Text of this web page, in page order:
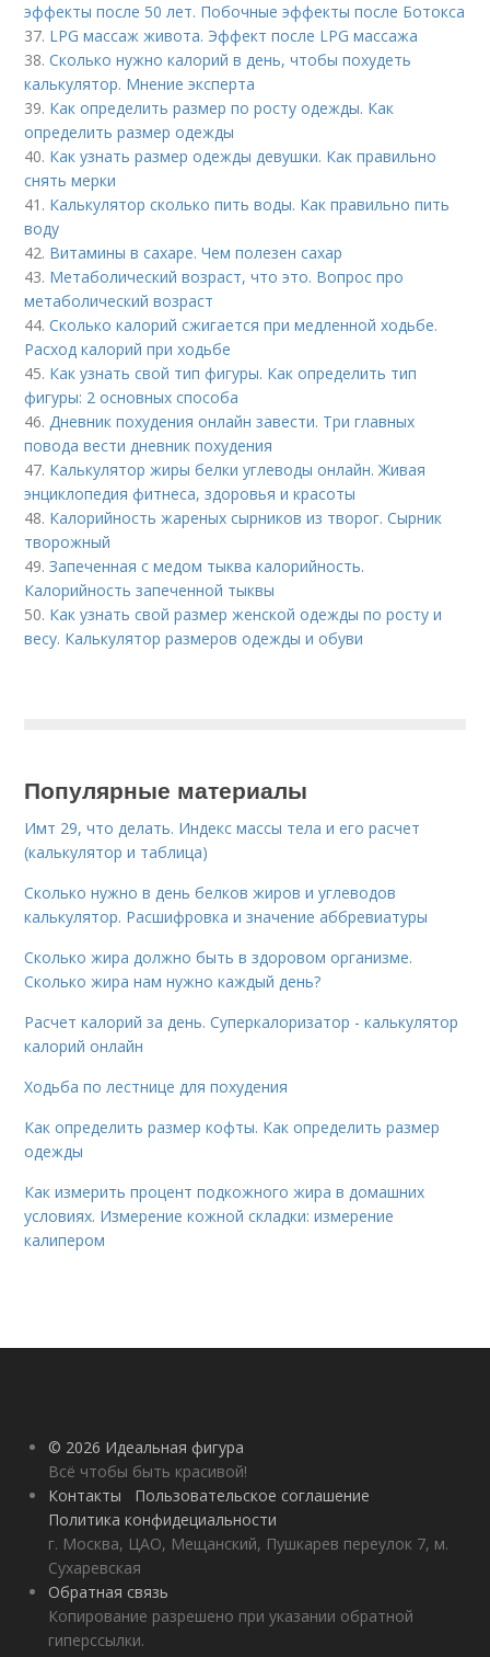
эффекты после 50 лет. Побочные эффекты после Ботокса
37. LPG массаж живота. Эффект после LPG массажа
38.Сколько нужно калорий в день, чтобы похудеть
калькулятор. Мнение эксперта
39. Как определить размер по росту одежды. Как
определить размер одежды
40. Как узнать размер одежды девушки. Как правильно
снять мерки
41. Калькулятор сколько пить воды. Как правильно пить
воду
42. Витамины в сахаре. Чем полезен сахар
43. Метаболический возраст, что это. Вопрос про
метаболический возраст
44.Сколько калорий сжигается при медленной ходьбе.
Расход калорий при ходьбе
45. Как узнать свой тип фигуры. Как определить тип
фигуры: 2 основных способа
46.Дневник похудения онлайн завести. Три главных
повода вести дневник похудения
47. Калькулятор жиры белки углеводы онлайн. Живая
энциклопедия фитнеса, здоровья и красоты
48. Калорийность жареных сырников из творог. Сырник
творожный
49.Запеченная с медом тыква калорийность.
Калорийность запеченной тыквы
50. Как узнать свой размер женской одежды по росту и
весу. Калькулятор размеров одежды и обуви
Популярные материалы
Имт 29, что делать. Индекс массы тела и его расчет
(калькулятор и таблица)
Сколько нужно в день белков жиров и углеводов
калькулятор. Расшифровка и значение аббревиатуры
Сколько жира должно быть в здоровом организме.
Сколько жира нам нужно каждый день?
Расчет калорий за день. Суперкалоризатор - калькулятор
калорий онлайн
Ходьба по лестнице для похудения
Как определить размер кофты. Как определить размер
одежды
Как измерить процент подкожного жира в домашних
условиях. Измерение кожной складки: измерение
калипером
© 2026 Идеальная фигура
Всё чтобы быть красивой!
Контакты
Пользовательское соглашение
Политика конфидециальности
г. Москва, ЦАО, Мещанский, Пушкарев переулок 7, м.
Сухаревская
Обратная связь
Копирование разрешено при указании обратной
гиперссылки.